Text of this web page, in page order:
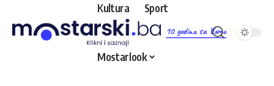
10 godina sa Vama
Kultura Sport
Mostarlook